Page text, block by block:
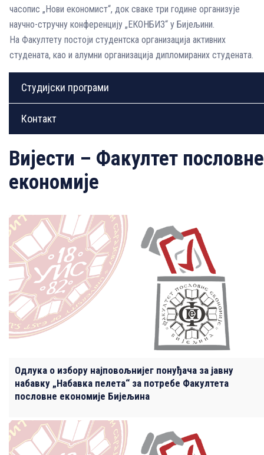
часопис „Нови економист“, док сваке три године организује
научно-стручну конференцију „ЕКОНБИЗ“ у Бијељини.
На Факултету постоји студентска организација активних
студената, као и алумни организација дипломираних студената.
Студијски програми
Контакт
Вијести – Факултет пословне
економије
Одлука о избору најповољнијег понуђача за јавну
набавку „Набавка пелета“ за потребе Факултета
пословне економије Бијељина